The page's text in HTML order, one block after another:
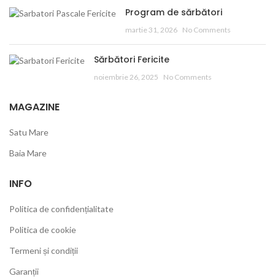
Program de sărbători
martie 31, 2026 No Comments
Sărbători Fericite
noiembrie 26, 2025 No Comments
MAGAZINE
Satu Mare
Baia Mare
INFO
Politica de confidențialitate
Politica de cookie
Termeni și condiții
Garanții